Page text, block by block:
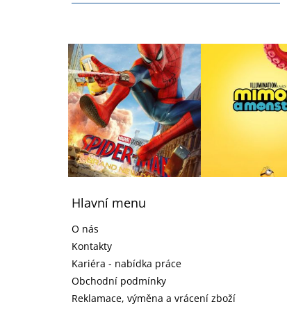
Hlavní menu
O nás
Kontakty
Kariéra - nabídka práce
Obchodní podmínky
Reklamace, výměna a vrácení zboží